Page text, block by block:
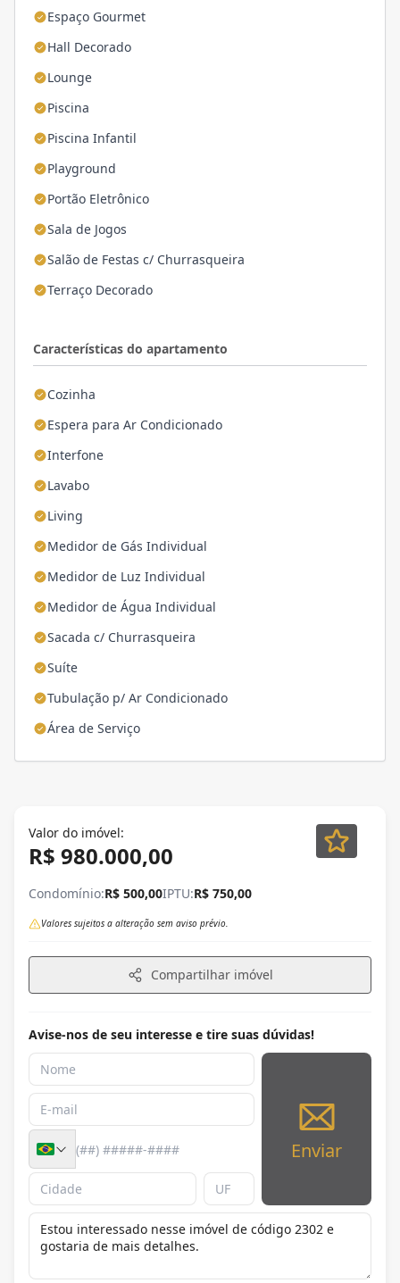
Espaço Gourmet
Hall Decorado
Lounge
Piscina
Piscina Infantil
Playground
Portão Eletrônico
Sala de Jogos
Salão de Festas c/ Churrasqueira
Terraço Decorado
Características do apartamento
Cozinha
Espera para Ar Condicionado
Interfone
Lavabo
Living
Medidor de Gás Individual
Medidor de Luz Individual
Medidor de Água Individual
Sacada c/ Churrasqueira
Suíte
Tubulação p/ Ar Condicionado
Área de Serviço
Valor do imóvel:
R$ 980.000,00
Condomínio:R$ 500,00IPTU:R$ 750,00
Valores sujeitos a alteração sem aviso prévio.
Compartilhar imóvel
Avise-nos de seu interesse e tire suas dúvidas!
Enviar